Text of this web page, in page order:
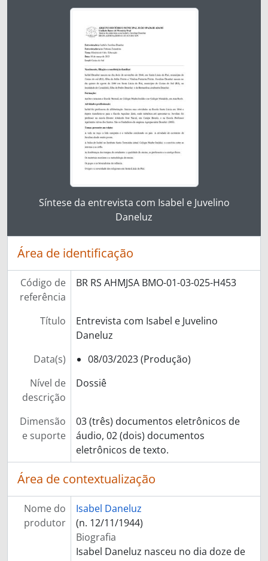
Ao alterar o slide atual deste carrossel, o título
Ao clicar no link deste título da descrição a
Síntese da entrevista com Isabel e Juvelino
Daneluz
Área de identificação
Código de
referência
BR RS AHMJSA BMO-01-03-025-H453
Título
Entrevista com Isabel e Juvelino
Daneluz
Data(s)
08/03/2023 (Produção)
Nível de
descrição
Dossiê
Dimensão
e suporte
03 (três) documentos eletrônicos de
áudio, 02 (dois) documentos
eletrônicos de texto.
Área de contextualização
Nome do
produtor
Isabel Daneluz
(n. 12/11/1944)
Biografia
Isabel Daneluz nasceu no dia doze de